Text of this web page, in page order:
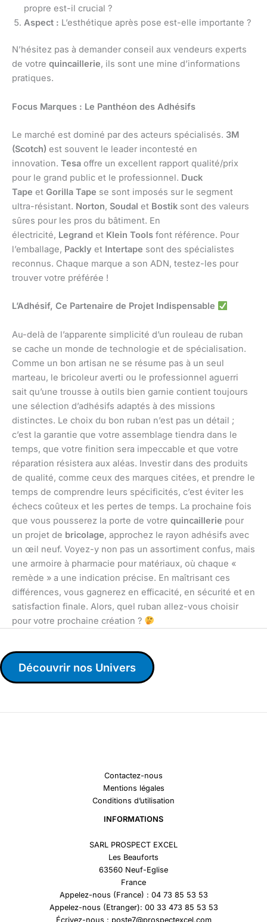
propre est-il crucial ?
Aspect : L’esthétique après pose est-elle importante ?
N’hésitez pas à demander conseil aux vendeurs experts
de votre quincaillerie, ils sont une mine d’informations
pratiques.
Focus Marques : Le Panthéon des Adhésifs
Le marché est dominé par des acteurs spécialisés. 3M
(Scotch) est souvent le leader incontesté en
innovation. Tesa offre un excellent rapport qualité/prix
pour le grand public et le professionnel. Duck
Tape et Gorilla Tape se sont imposés sur le segment
ultra-résistant. Norton, Soudal et Bostik sont des valeurs
sûres pour les pros du bâtiment. En
électricité, Legrand et Klein Tools font référence. Pour
l’emballage, Packly et Intertape sont des spécialistes
reconnus. Chaque marque a son ADN, testez-les pour
trouver votre préférée !
L’Adhésif, Ce Partenaire de Projet Indispensable
Au-delà de l’apparente simplicité d’un rouleau de ruban
se cache un monde de technologie et de spécialisation.
Comme un bon artisan ne se résume pas à un seul
marteau, le bricoleur averti ou le professionnel aguerri
sait qu’une trousse à outils bien garnie contient toujours
une sélection d’adhésifs adaptés à des missions
distinctes. Le choix du bon ruban n’est pas un détail ;
c’est la garantie que votre assemblage tiendra dans le
temps, que votre finition sera impeccable et que votre
réparation résistera aux aléas. Investir dans des produits
de qualité, comme ceux des marques citées, et prendre le
temps de comprendre leurs spécificités, c’est éviter les
échecs coûteux et les pertes de temps. La prochaine fois
que vous pousserez la porte de votre quincaillerie pour
un projet de bricolage, approchez le rayon adhésifs avec
un œil neuf. Voyez-y non pas un assortiment confus, mais
une armoire à pharmacie pour matériaux, où chaque «
remède » a une indication précise. En maîtrisant ces
différences, vous gagnerez en efficacité, en sécurité et en
satisfaction finale. Alors, quel ruban allez-vous choisir
pour votre prochaine création ?
Découvrir nos Univers
Contactez-nous
Mentions légales
Conditions d’utilisation
INFORMATIONS
SARL PROSPECT EXCEL
Les Beauforts
63560 Neuf-Eglise
France
Appelez-nous (France) : 04 73 85 53 53
Appelez-nous (Etranger): 00 33 473 85 53 53
Écrivez-nous : poste7@prospectexcel.com